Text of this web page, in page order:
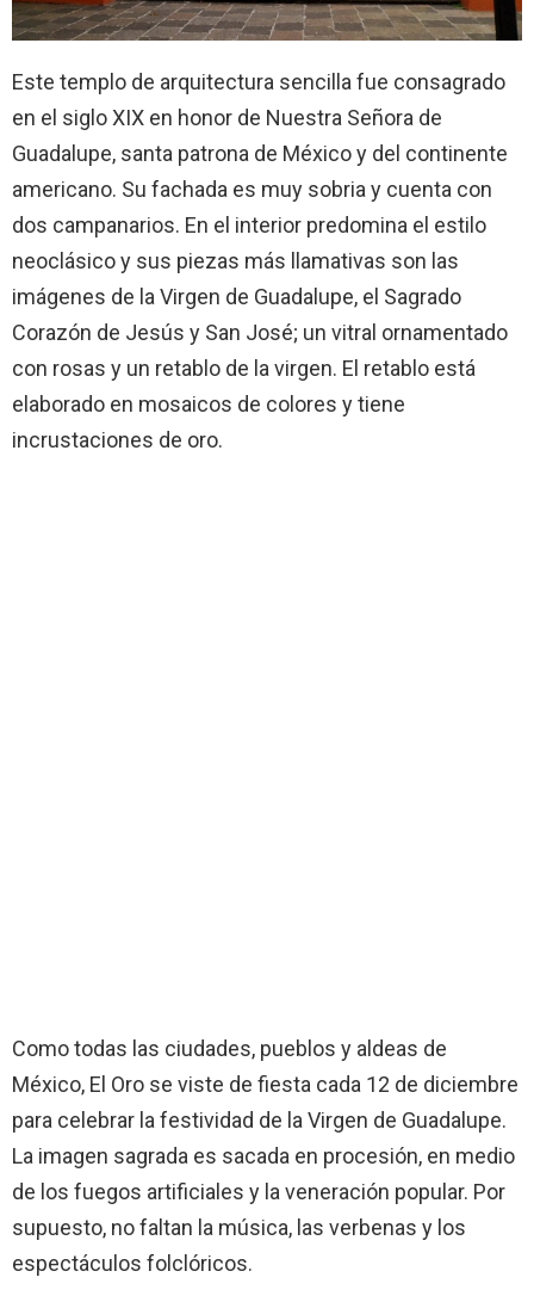
Este templo de arquitectura sencilla fue consagrado
en el siglo XIX en honor de Nuestra Señora de
Guadalupe, santa patrona de México y del continente
americano. Su fachada es muy sobria y cuenta con
dos campanarios. En el interior predomina el estilo
neoclásico y sus piezas más llamativas son las
imágenes de la Virgen de Guadalupe, el Sagrado
Corazón de Jesús y San José; un vitral ornamentado
con rosas y un retablo de la virgen. El retablo está
elaborado en mosaicos de colores y tiene
incrustaciones de oro.
Como todas las ciudades, pueblos y aldeas de
México, El Oro se viste de fiesta cada 12 de diciembre
para celebrar la festividad de la Virgen de Guadalupe.
La imagen sagrada es sacada en procesión, en medio
de los fuegos artificiales y la veneración popular. Por
supuesto, no faltan la música, las verbenas y los
espectáculos folclóricos.